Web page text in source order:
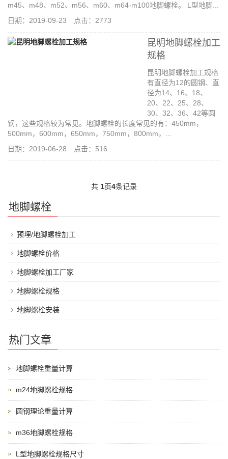
m45、m48、m52、m56、m60、m64-m100地脚螺栓。 L型地脚...
日期：2019-09-23 点击：2773
昆明地脚螺栓加工
规格
昆明地脚螺栓加工规格
有直径为12的圆钢、直
径为14、16、18、
20、22、25、28、
30、32、36、42等圆
钢，这些规格较为常见。地脚螺栓的长度常见的有：450mm，
500mm，600mm，650mm，750mm，800mm，...
日期：2019-06-28 点击：516
共 1页4条记录
地脚螺栓
预埋/地脚螺栓加工
地脚螺栓价格
地脚螺栓加工厂家
地脚螺栓规格
地脚螺栓安装
热门文章
地脚螺栓重量计算
m24地脚螺栓规格
圆钢理论重量计算
m36地脚螺栓规格
L型地脚螺栓规格尺寸